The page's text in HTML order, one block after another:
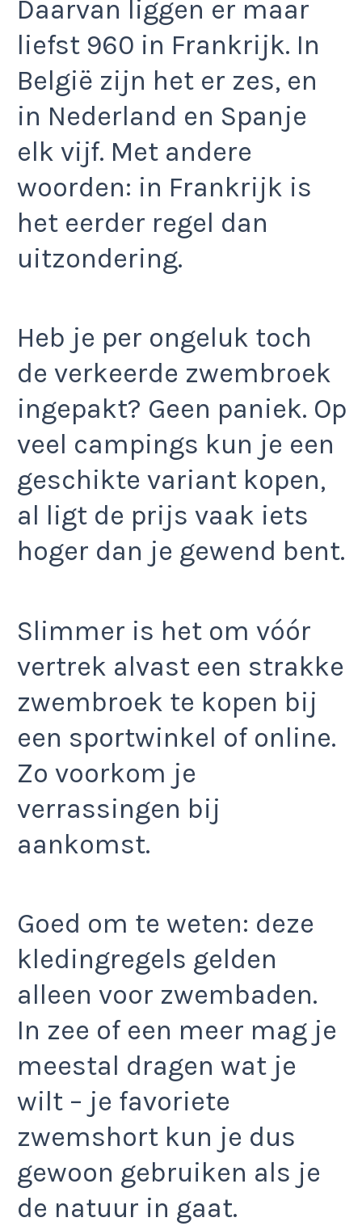
Daarvan liggen er maar
liefst 960 in Frankrijk. In
België zijn het er zes, en
in Nederland en Spanje
elk vijf. Met andere
woorden: in Frankrijk is
het eerder regel dan
uitzondering.
Heb je per ongeluk toch
de verkeerde zwembroek
ingepakt? Geen paniek. Op
veel campings kun je een
geschikte variant kopen,
al ligt de prijs vaak iets
hoger dan je gewend bent.
Slimmer is het om vóór
vertrek alvast een strakke
zwembroek te kopen bij
een sportwinkel of online.
Zo voorkom je
verrassingen bij
aankomst.
Goed om te weten: deze
kledingregels gelden
alleen voor zwembaden.
In zee of een meer mag je
meestal dragen wat je
wilt – je favoriete
zwemshort kun je dus
gewoon gebruiken als je
de natuur in gaat.